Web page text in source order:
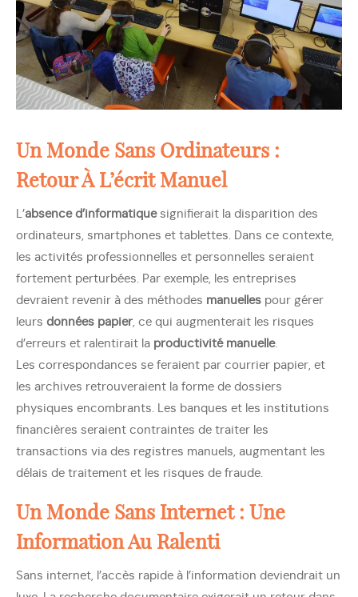
Un Monde Sans Ordinateurs :
Retour À L’écrit Manuel
L’absence d’informatiquesignifierait la disparition des
ordinateurs, smartphones et tablettes. Dans ce contexte,
les activités professionnelles et personnelles seraient
fortement perturbées. Par exemple, les entreprises
devraient revenir à des méthodes manuelles pour gérer
leurs données papier, ce qui augmenterait les risques
d’erreurs et ralentirait la productivité manuelle.
Les correspondances se feraient par courrier papier, et
les archives retrouveraient la forme de dossiers
physiques encombrants. Les banques et les institutions
financières seraient contraintes de traiter les
transactions via des registres manuels, augmentant les
délais de traitement et les risques de fraude.
Un Monde Sans Internet : Une
Information Au Ralenti
Sans internet, l’accès rapide à l’information deviendrait un